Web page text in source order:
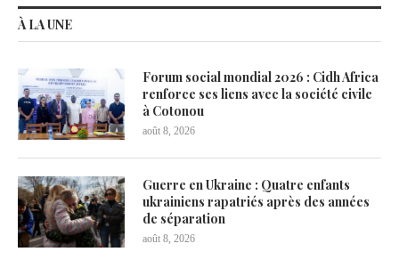
À LA UNE
Forum social mondial 2026 : Cidh Africa
renforce ses liens avec la société civile
à Cotonou
août 8, 2026
Guerre en Ukraine : Quatre enfants
ukrainiens rapatriés après des années
de séparation
août 8, 2026